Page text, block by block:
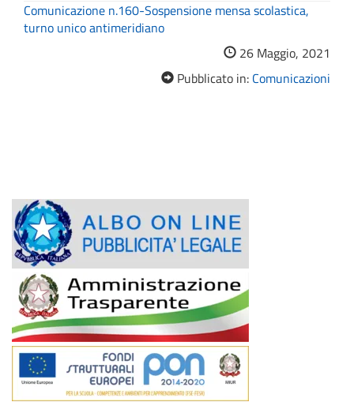
Comunicazione n.160-Sospensione mensa scolastica,
turno unico antimeridiano
26 Maggio, 2021
Pubblicato in: Comunicazioni